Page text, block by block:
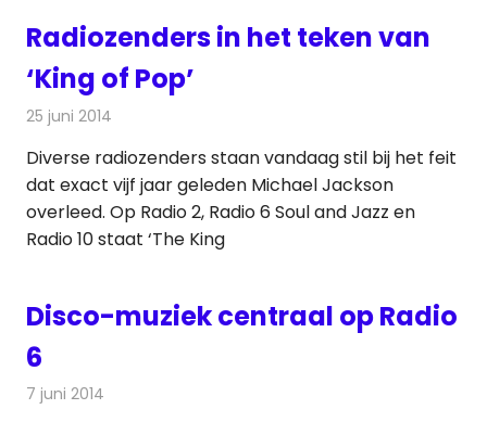
Radiozenders in het teken van
‘King of Pop’
25 juni 2014
Diverse radiozenders staan vandaag stil bij het feit
dat exact vijf jaar geleden Michael Jackson
overleed. Op Radio 2, Radio 6 Soul and Jazz en
Radio 10 staat ‘The King
Disco-muziek centraal op Radio
6
7 juni 2014